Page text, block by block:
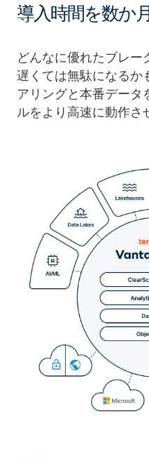
導入時間を数か
どんなに優れたブレ
遅くては無駄になるか
アリングと本番データ
ルをより高速に動作さ